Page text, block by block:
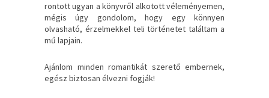
rontott ugyan a könyvről alkotott véleményemen,
mégis úgy gondolom, hogy egy könnyen
olvasható, érzelmekkel teli történetet találtam a
mű lapjain.
Ajánlom minden romantikát szerető embernek,
egész biztosan élvezni fogják!